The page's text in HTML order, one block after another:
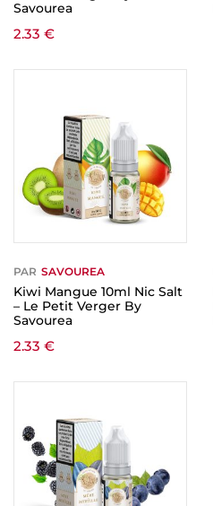
Savourea
2.33 €
PAR SAVOUREA
Kiwi Mangue 10ml Nic Salt
– Le Petit Verger By
Savourea
2.33 €